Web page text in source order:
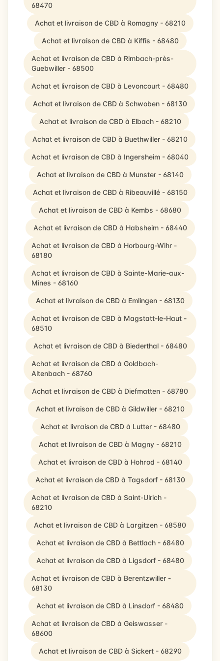
68470
Achat et livraison de CBD à Romagny - 68210
Achat et livraison de CBD à Kiffis - 68480
Achat et livraison de CBD à Rimbach-près-
Guebwiller - 68500
Achat et livraison de CBD à Levoncourt - 68480
Achat et livraison de CBD à Schwoben - 68130
Achat et livraison de CBD à Elbach - 68210
Achat et livraison de CBD à Buethwiller - 68210
Achat et livraison de CBD à Ingersheim - 68040
Achat et livraison de CBD à Munster - 68140
Achat et livraison de CBD à Ribeauvillé - 68150
Achat et livraison de CBD à Kembs - 68680
Achat et livraison de CBD à Habsheim - 68440
Achat et livraison de CBD à Horbourg-Wihr -
68180
Achat et livraison de CBD à Sainte-Marie-aux-
Mines - 68160
Achat et livraison de CBD à Emlingen - 68130
Achat et livraison de CBD à Magstatt-le-Haut -
68510
Achat et livraison de CBD à Biederthal - 68480
Achat et livraison de CBD à Goldbach-
Altenbach - 68760
Achat et livraison de CBD à Diefmatten - 68780
Achat et livraison de CBD à Gildwiller - 68210
Achat et livraison de CBD à Lutter - 68480
Achat et livraison de CBD à Magny - 68210
Achat et livraison de CBD à Hohrod - 68140
Achat et livraison de CBD à Tagsdorf - 68130
Achat et livraison de CBD à Saint-Ulrich -
68210
Achat et livraison de CBD à Largitzen - 68580
Achat et livraison de CBD à Bettlach - 68480
Achat et livraison de CBD à Ligsdorf - 68480
Achat et livraison de CBD à Berentzwiller -
68130
Achat et livraison de CBD à Linsdorf - 68480
Achat et livraison de CBD à Geiswasser -
68600
Achat et livraison de CBD à Sickert - 68290